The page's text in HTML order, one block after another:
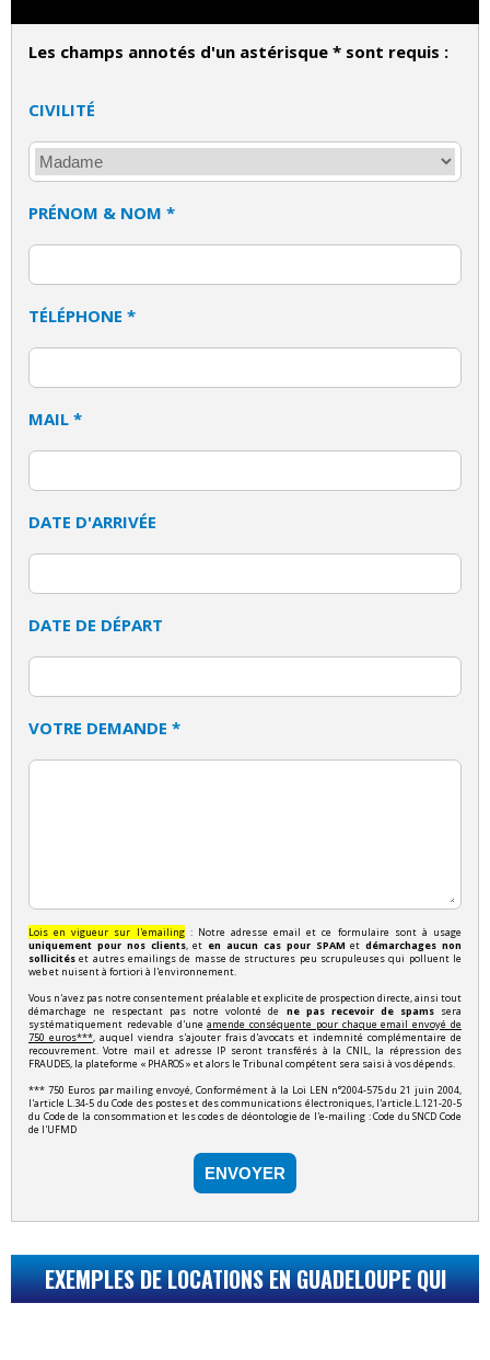
Les champs annotés d'un astérisque * sont requis :
CIVILITÉ
PRÉNOM & NOM *
TÉLÉPHONE *
MAIL *
DATE D'ARRIVÉE
DATE DE DÉPART
VOTRE DEMANDE *
Lois en vigueur sur l'emailing: Notre adresse email et ce formulaire sont à usage
uniquement pour nos clients, et en aucun cas pour SPAM etdémarchages non
sollicités et autres emailings de masse de structures peu scrupuleuses qui polluent le
web et nuisent à fortiori à l'environnement.
Vous n'avez pas notre consentement préalable et explicite de prospection directe, ainsi tout
démarchage ne respectant pas notre volonté de ne pas recevoir de spamssera
systématiquement redevable d'uneamende conséquente pour chaque email envoyé de
750 euros***, auquel viendra s'ajouter frais d'avocats et indemnité complémentaire de
recouvrement. Votre mail et adresse IP seront transférés à la CNIL, la répression des
FRAUDES, la plateforme « PHAROS » et alors le Tribunal compétent sera saisi à vos dépends.
*** 750 Euros par mailing envoyé, Conformément à la Loi LEN n°2004-575 du 21 juin 2004,
l'article L.34-5 du Code des postes et des communications électroniques, l'article.L.121-20-5
du Code de la consommation et les codes de déontologie de l'e-mailing : Code du SNCD Code
de l'UFMD
ENVOYER
EXEMPLES DE LOCATIONS EN GUADELOUPE QUI